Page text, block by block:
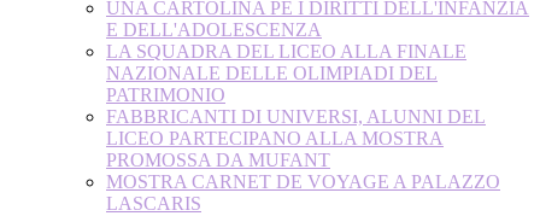
UNA CARTOLINA PE I DIRITTI DELL'INFANZIA
E DELL'ADOLESCENZA
LA SQUADRA DEL LICEO ALLA FINALE
NAZIONALE DELLE OLIMPIADI DEL
PATRIMONIO
FABBRICANTI DI UNIVERSI, ALUNNI DEL
LICEO PARTECIPANO ALLA MOSTRA
PROMOSSA DA MUFANT
MOSTRA CARNET DE VOYAGE A PALAZZO
LASCARIS